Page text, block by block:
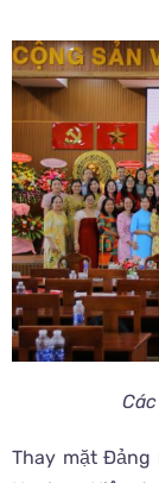
Thay mặt Đảng